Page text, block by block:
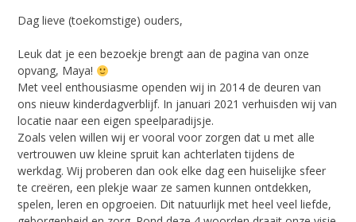
Dag lieve (toekomstige) ouders,
Leuk dat je een bezoekje brengt aan de pagina van onze
opvang, Maya!
Met veel enthousiasme openden wij in 2014 de deuren van
ons nieuw kinderdagverblijf. In januari 2021 verhuisden wij van
locatie naar een eigen speelparadijsje.
Zoals velen willen wij er vooral voor zorgen dat u met alle
vertrouwen uw kleine spruit kan achterlaten tijdens de
werkdag. Wij proberen dan ook elke dag een huiselijke sfeer
te creëren, een plekje waar ze samen kunnen ontdekken,
spelen, leren en opgroeien. Dit natuurlijk met heel veel liefde,